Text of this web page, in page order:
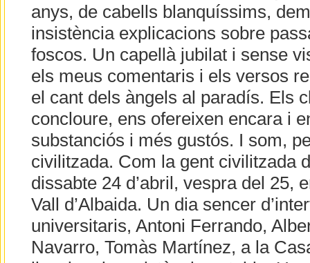
anys, de cabells blanquíssims,
insistència explicacions sobre
foscos. Un capellà jubilat i sense
els meus comentaris i els versos
el cant dels àngels al paradís. Els
concloure, ens ofereixen encara i
substanciós i més gustós. I som,
civilitzada. Com la gent civilitzada
dissabte 24 d’abril, vespra del 25,
Vall d’Albaida. Un dia sencer
universitaris, Antoni Ferrando,
Navarro, Tomàs Martínez, a la